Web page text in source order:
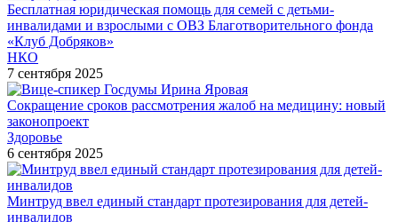
Бесплатная юридическая помощь для семей с детьми-
инвалидами и взрослыми с ОВЗ Благотворительного фонда
«Клуб Добряков»
НКО
7 сентября 2025
Сокращение сроков рассмотрения жалоб на медицину: новый
законопроект
Здоровье
6 сентября 2025
Минтруд ввел единый стандарт протезирования для детей-
инвалидов